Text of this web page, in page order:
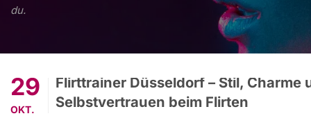
du.
29
OKT.
Flirttrainer Düsseldorf – Stil, Charme
Selbstvertrauen beim Flirten